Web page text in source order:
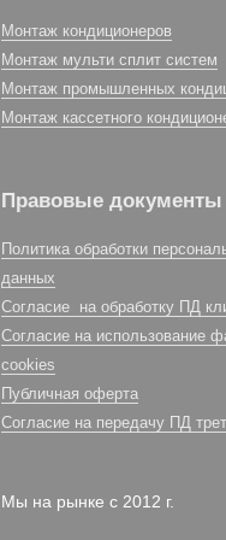
Монтаж кондиционеров
Монтаж мульти сплит систем
Монтаж промышленных
Монтаж кассетного
Правовые документы
Политика обработки
данных
Согласие на обработку ПД
Согласие на использование
cookies
Публичная оферта
Согласие на передачу ПД
Мы на рынке с 2012 г.